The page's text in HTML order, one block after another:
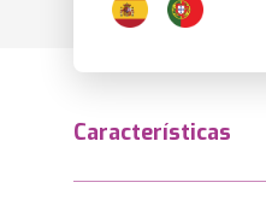
Características